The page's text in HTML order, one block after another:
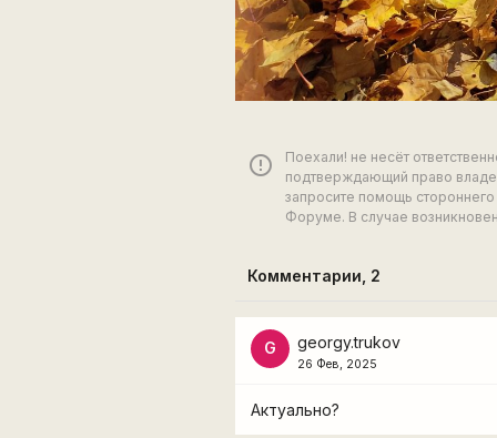
error_outline
Поехали! не несёт
подтверждающий право
запросите помощь
Форуме. В случае
Комментарии, 2
G georgy.trukov
26 Фев, 2025
Актуально?